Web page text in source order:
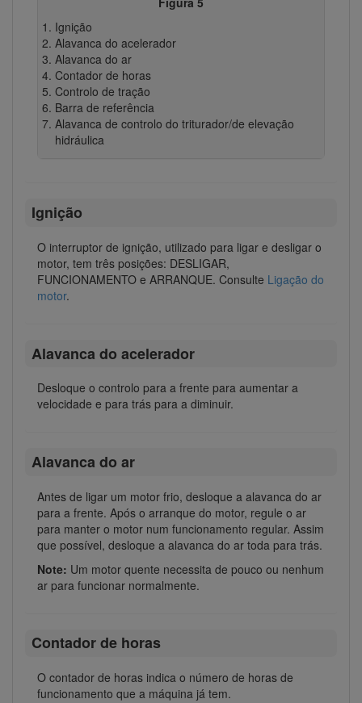
Ignição
Alavanca do acelerador
Alavanca do ar
Contador de horas
Controlo de tração
Barra de referência
Alavanca de controlo do triturador/de elevação
hidráulica
Ignição
O interruptor de ignição, utilizado para ligar e desligar o
motor, tem três posições: DESLIGAR,
FUNCIONAMENTO e ARRANQUE. Consulte Ligação do
motor.
Alavanca do acelerador
Desloque o controlo para a frente para aumentar a
velocidade e para trás para a diminuir.
Alavanca do ar
Antes de ligar um motor frio, desloque a alavanca do ar
para a frente. Após o arranque do motor, regule o ar
para manter o motor num funcionamento regular. Assim
que possível, desloque a alavanca do ar toda para trás.
Note: Um motor quente necessita de pouco ou nenhum
ar para funcionar normalmente.
Contador de horas
O contador de horas indica o número de horas de
funcionamento que a máquina já tem.